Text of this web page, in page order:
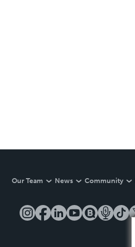
Our Team News Community